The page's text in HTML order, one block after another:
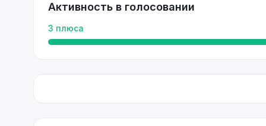
Активность в голосовании
3 плюса